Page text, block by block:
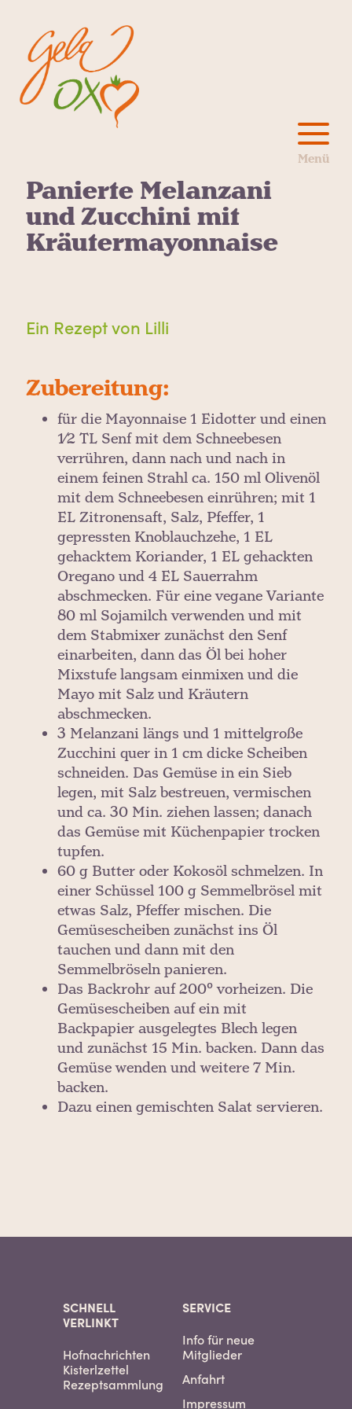
Panierte Melanzani
und Zucchini mit
Kräutermayonnaise
Ein Rezept von Lilli
Zubereitung:
für die Mayonnaise 1 Eidotter und einen
1⁄2 TL Senf mit dem Schneebesen
verrühren, dann nach und nach in
einem feinen Strahl ca. 150 ml Olivenöl
mit dem Schneebesen einrühren; mit 1
EL Zitronensaft, Salz, Pfeffer, 1
gepressten Knoblauchzehe, 1 EL
gehacktem Koriander, 1 EL gehackten
Oregano und 4 EL Sauerrahm
abschmecken. Für eine vegane Variante
80 ml Sojamilch verwenden und mit
dem Stabmixer zunächst den Senf
einarbeiten, dann das Öl bei hoher
Mixstufe langsam einmixen und die
Mayo mit Salz und Kräutern
abschmecken.
3 Melanzani längs und 1 mittelgroße
Zucchini quer in 1 cm dicke Scheiben
schneiden. Das Gemüse in ein Sieb
legen, mit Salz bestreuen, vermischen
und ca. 30 Min. ziehen lassen; danach
das Gemüse mit Küchenpapier trocken
tupfen.
60 g Butter oder Kokosöl schmelzen. In
einer Schüssel 100 g Semmelbrösel mit
etwas Salz, Pfeffer mischen. Die
Gemüsescheiben zunächst ins Öl
tauchen und dann mit den
Semmelbröseln panieren.
Das Backrohr auf 200° vorheizen. Die
Gemüsescheiben auf ein mit
Backpapier ausgelegtes Blech legen
und zunächst 15 Min. backen. Dann das
Gemüse wenden und weitere 7 Min.
backen.
Dazu einen gemischten Salat servieren.
SCHNELL
VERLINKT
Hofnachrichten
Kisterlzettel
Rezeptsammlung
SERVICE
Info für neue
Mitglieder
Anfahrt
Impressum